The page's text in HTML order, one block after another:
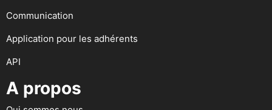
Communication
Application pour les adhérents
API
A propos